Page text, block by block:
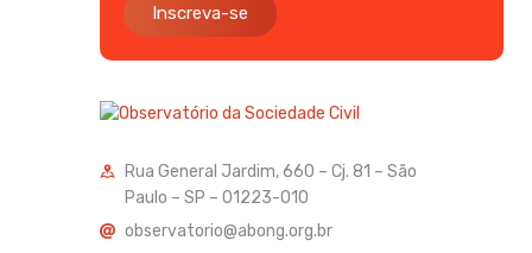
Inscreva-se
Rua General Jardim, 660 – Cj. 81 – São
Paulo – SP – 01223-010
observatorio@abong.org.br